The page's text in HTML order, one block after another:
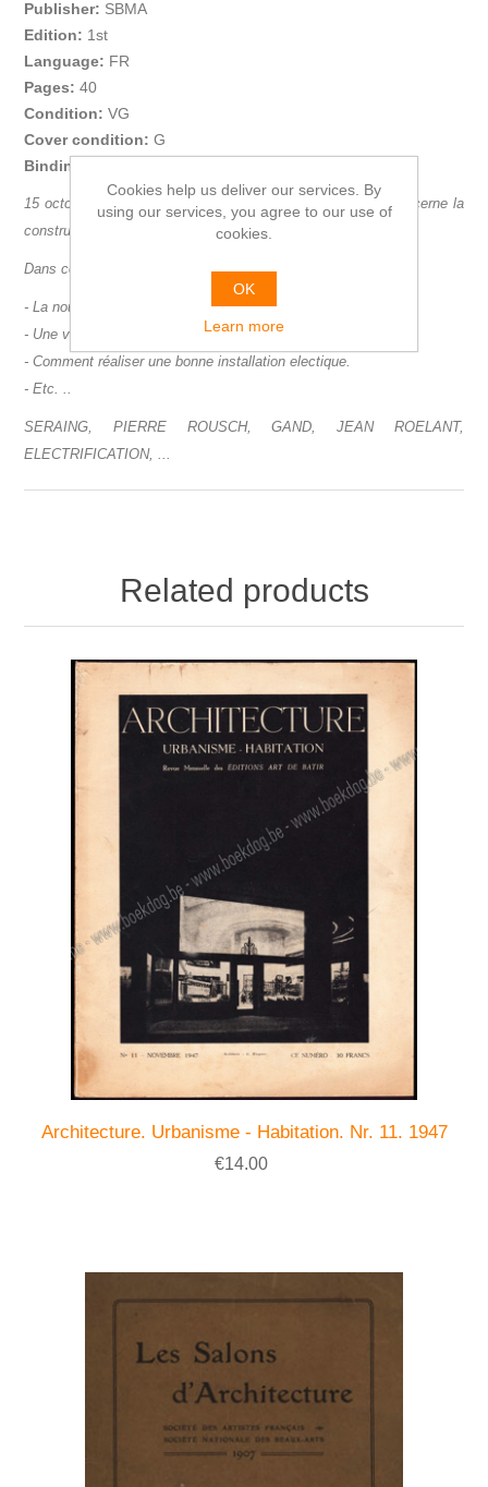
Publisher: SBMA
Edition: 1st
Language: FR
Pages: 40
Condition: VG
Cover condition: G
Binding:
15 octobre 1934. De p 873 à
Revue de tout ce qui concerne la
construction et la décoration de votre maison.
Dans ce numero l'electrification de l'habitation.
- La nouvelle "justice de paix" à Seraing.
- Une villa moderne dan lan banlieue Gantoise.
- Comment réaliser une bonne installation electique.
- Etc. ..
SERAING, PIERRE ROUSCH, GAND, JEAN ROELANT,
ELECTRIFICATION, ...
Related products
Architecture. Urbanisme - Habitation. Nr. 11. 1947
€14.00
Cookies help us deliver our services. By
using our services, you agree to our use of
cookies.
OK
Learn more